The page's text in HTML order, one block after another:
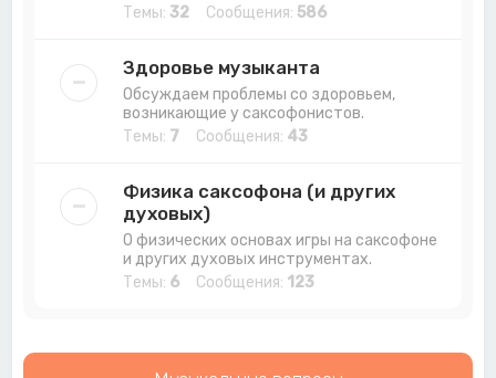
Темы: 32 Сообщения: 586
Здоровье музыканта
Обсуждаем проблемы со здоровьем,
возникающие у саксофонистов.
Темы: 7 Сообщения: 43
Физика саксофона (и других
духовых)
О физических основах игры на саксофоне
и других духовых инструментах.
Темы: 6 Сообщения: 123